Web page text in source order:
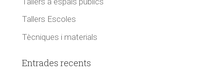
Tallers Escoles
Tècniques i materials
Entrades recents